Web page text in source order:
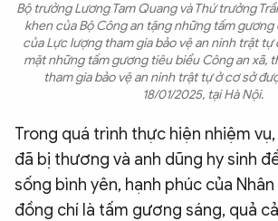
Bộ trưởng Lương Tam Quang và Thứ trưởng
khen của Bộ Công an tặng những tấm
của Lực lượng tham gia bảo vệ an ninh trật tự
mặt những tấm gương tiêu biểu Công an xã,
tham gia bảo vệ an ninh trật tự ở cơ sở
18/01/2025, tại Hà Nội.
Trong quá trình thực hiện nhiệm
đã bị thương và anh dũng hy sinh
sống bình yên, hạnh phúc của
đồng chí là tấm gương sáng, quả